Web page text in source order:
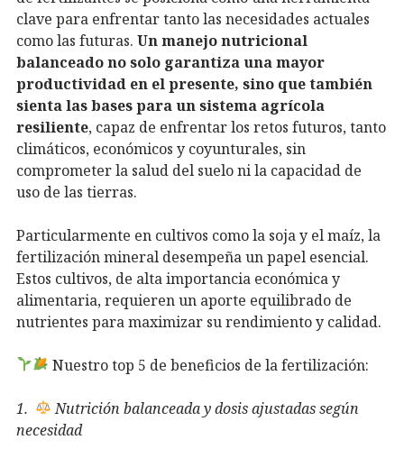
clave para enfrentar tanto las necesidades actuales
como las futuras. Un manejo nutricional
balanceado no solo garantiza una mayor
productividad en el presente, sino que también
sienta las bases para un sistema agrícola
resiliente, capaz de enfrentar los retos futuros, tanto
climáticos, económicos y coyunturales, sin
comprometer la salud del suelo ni la capacidad de
uso de las tierras.
Particularmente en cultivos como la soja y el maíz, la
fertilización mineral desempeña un papel esencial.
Estos cultivos, de alta importancia económica y
alimentaria, requieren un aporte equilibrado de
nutrientes para maximizar su rendimiento y calidad.
Nuestro top 5 de beneficios de la fertilización:
1.
Nutrición balanceada y dosis ajustadas según
necesidad